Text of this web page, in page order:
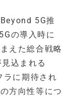
5G推
の導入時に
えた総合戦略
込まれる
ラに期待され
方向性等につ